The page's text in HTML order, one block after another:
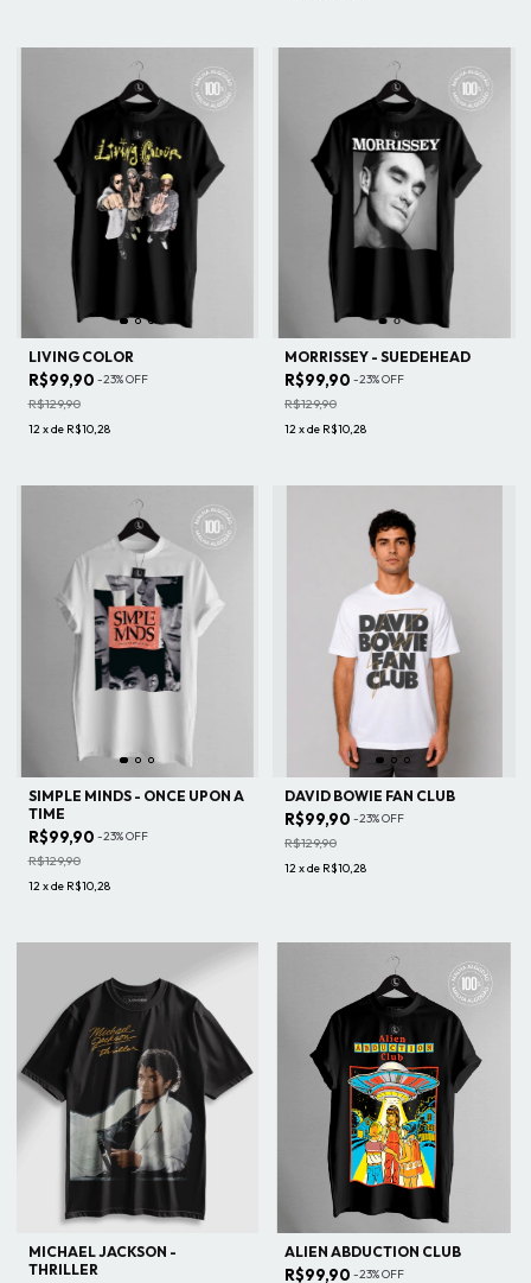
LIVING COLOR
R$99,90 -23%OFF
R$129,90
12xde R$10,28
MORRISSEY - SUEDEHEAD
R$99,90 -23%OFF
R$129,90
12xde R$10,28
SIMPLE MINDS - ONCE UPON A
TIME
R$99,90 -23%OFF
R$129,90
12xde R$10,28
DAVID BOWIE FAN CLUB
R$99,90 -23%OFF
R$129,90
12xde R$10,28
MICHAEL JACKSON -
THRILLER
ALIEN ABDUCTION CLUB
R$99,90 -23%OFF